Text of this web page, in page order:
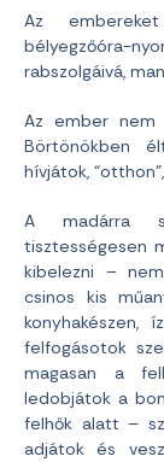
Az embereket
bélyegzőóra-
rabszolgáivá,
Az ember nem
Börtönökben
hívjátok,
A madárra
tisztességesen
kibelezni –
csinos kis
felfogásotok
magasan a
ledobjátok a
felhők alatt –
adjátok és